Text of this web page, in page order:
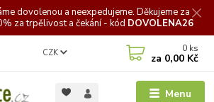
dovolenou a neexpedujeme. Děkujeme za
za trpělivost a čekání - kód DOVOLENA26
Menu
CZK 0 ks
za 0,00 Kč